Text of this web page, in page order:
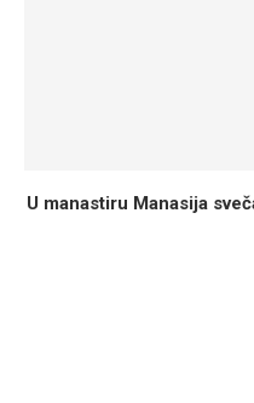
U manastiru Manasija